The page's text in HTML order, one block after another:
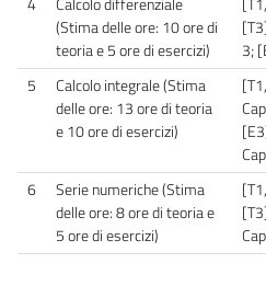
(Stima delle ore: 10 ore di
teoria e 5 ore di esercizi)
3;
5
Calcolo integrale (Stima
delle ore: 13 ore di teoria
e 10 ore di esercizi)
6
Serie numeriche (Stima
delle ore: 8 ore di teoria e
5 ore di esercizi)